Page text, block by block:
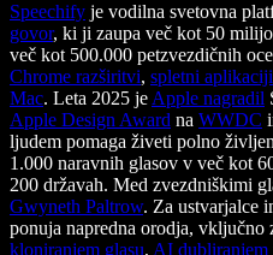
Speechify je vodilna svetovna
govor, ki ji zaupa več kot 50
več kot 500.000 petzvezdičnih
Chrome razširitvi, spletni aplikaciji
Mac. Leta 2025 je Apple nagradil
Apple Design Award na WWDC
ljudem pomaga živeti polno
1.000 naravnih glasov v več kot
200 državah. Med zvezdniškimi
Gwyneth Paltrow. Za ustvarjalce
ponuja napredna orodja, vključno
kloniranjem glasu, AI dubliranjem